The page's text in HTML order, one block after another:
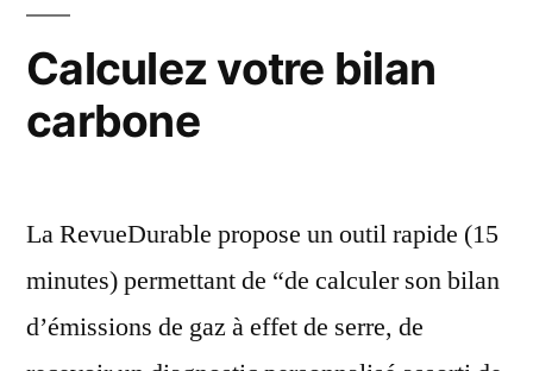
Calculez votre bilan
carbone
La RevueDurable propose un outil rapide (15
minutes) permettant de “de calculer son bilan
d’émissions de gaz à effet de serre, de